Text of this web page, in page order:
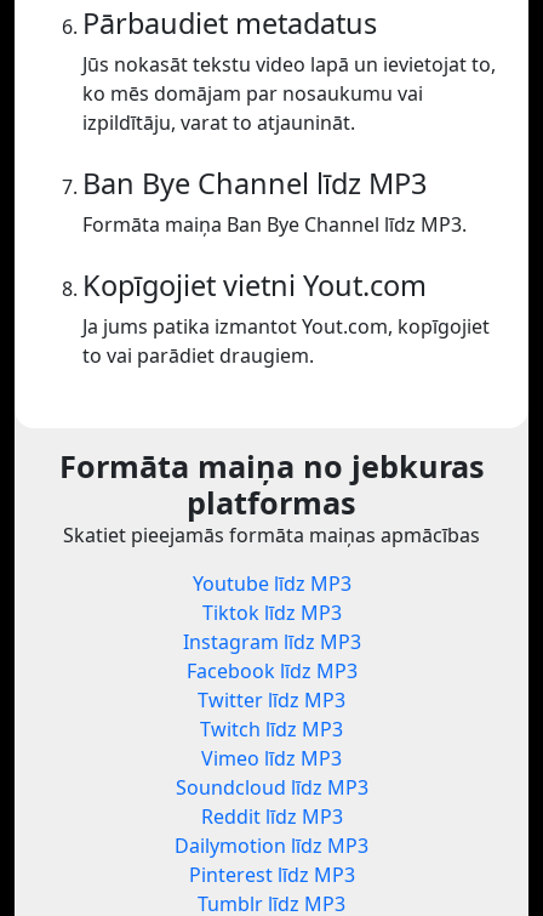
Pārbaudiet metadatus
Jūs nokasāt tekstu video lapā un ievietojat to,
ko mēs domājam par nosaukumu vai
izpildītāju, varat to atjaunināt.
Ban Bye Channel līdz MP3
Formāta maiņa Ban Bye Channel līdz MP3.
Kopīgojiet vietni Yout.com
Ja jums patika izmantot Yout.com, kopīgojiet
to vai parādiet draugiem.
Formāta maiņa no jebkuras
platformas
Skatiet pieejamās formāta maiņas apmācības
Youtube līdz MP3
Tiktok līdz MP3
Instagram līdz MP3
Facebook līdz MP3
Twitter līdz MP3
Twitch līdz MP3
Vimeo līdz MP3
Soundcloud līdz MP3
Reddit līdz MP3
Dailymotion līdz MP3
Pinterest līdz MP3
Tumblr līdz MP3